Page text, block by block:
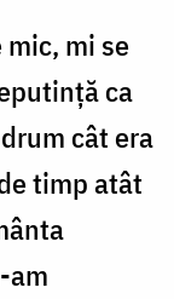
mi se
ca
cât era
timp atât
am